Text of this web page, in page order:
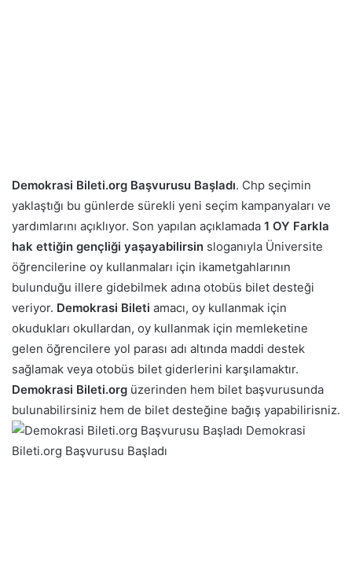
Demokrasi Bileti.org Başvurusu Başladı. Chp seçimin
yaklaştığı bu günlerde sürekli yeni seçim kampanyaları ve
yardımlarını açıklıyor. Son yapılan açıklamada 1 OY Farkla
hak ettiğin gençliği yaşayabilirsin sloganıyla Üniversite
öğrencilerine oy kullanmaları için ikametgahlarının
bulunduğu illere gidebilmek adına otobüs bilet desteği
veriyor. Demokrasi Bileti amacı, oy kullanmak için
okudukları okullardan, oy kullanmak için memleketine
gelen öğrencilere yol parası adı altında maddi destek
sağlamak veya otobüs bilet giderlerini karşılamaktır.
Demokrasi Bileti.org üzerinden hem bilet başvurusunda
bulunabilirsiniz hem de bilet desteğine bağış yapabilirisniz.
Demokrasi
Bileti.org Başvurusu Başladı